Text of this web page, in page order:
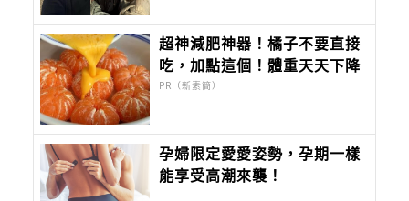
超神減肥神器！橘子不要直接
吃，加點這個！體重天天下降
PR（新素簡）
孕婦限定愛愛姿勢，孕期一樣
能享受高潮來襲！